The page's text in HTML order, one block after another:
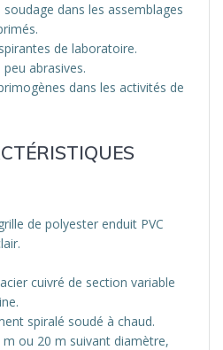
dans les assemblages
de laboratoire.
abrasives.
dans les activités de
de polyester enduit PVC
cuivré de section variable
spiralé soudé à chaud.
ou 20 m suivant diamètre,